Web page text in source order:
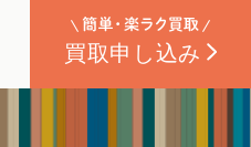
買取申し込み